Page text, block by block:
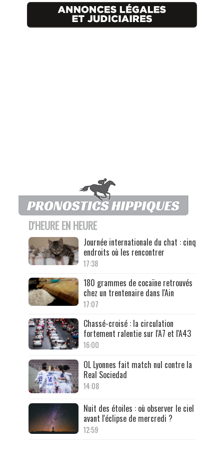
D'HEURE EN HEURE
Journée internationale du chat : cinq
endroits où les rencontrer
17:38
180 grammes de cocaïne retrouvés
chez un trentenaire dans l'Ain
17:07
Chassé-croisé : la circulation
fortement ralentie sur l'A7 et l'A43
16:00
OL Lyonnes fait match nul contre la
Real Sociedad
14:08
Nuit des étoiles : où observer le ciel
avant l'éclipse de mercredi ?
12:59